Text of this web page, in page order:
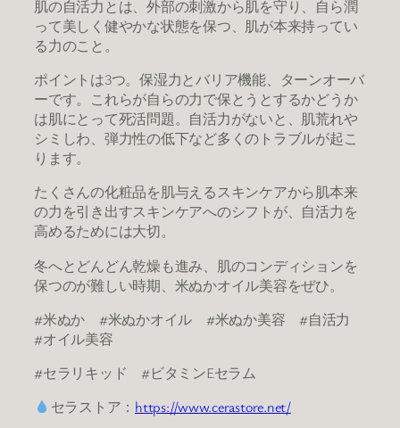
肌の自活力とは、外部の刺激から肌を守り、自ら潤
って美しく健やかな状態を保つ、肌が本来持ってい
る力のこと。
ポイントは3つ。保湿力とバリア機能、ターンオーバ
ーです。これらが自らの力で保とうとするかどうか
は肌にとって死活問題。自活力がないと、肌荒れや
シミしわ、弾力性の低下など多くのトラブルが起こ
ります。
たくさんの化粧品を肌与えるスキンケアから肌本来
の力を引き出すスキンケアへのシフトが、自活力を
高めるためには大切。
冬へとどんどん乾燥も進み、肌のコンディションを
保つのが難しい時期、米ぬかオイル美容をぜひ。
#米ぬか #米ぬかオイル #米ぬか美容 #自活力
#オイル美容
#セラリキッド #ビタミンEセラム
セラストア： https://www.cerastore.net/